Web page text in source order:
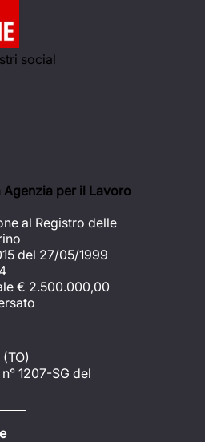
social
Agenzia per il Lavoro
al Registro delle
del 27/05/1999
€ 2.500.000,00
1207-SG del